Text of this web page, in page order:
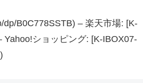
B0C778SSTB) – 楽天市場: [K-
ショッピング: [K-IBOX07-